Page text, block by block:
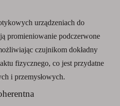
urządzeniach do
promieniowanie podczerwone
czujnikom dokładny
fizycznego, co jest przydatne
i przemysłowych.